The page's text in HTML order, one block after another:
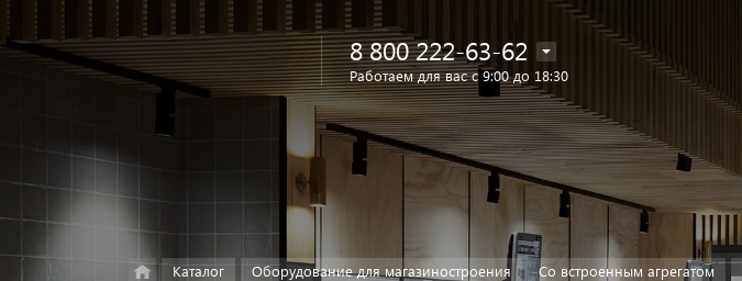
8 800 222-63-62
Работаем для вас с 9:00 до 18:30
Каталог Оборудование для магазиностроения Со встроенным агрегатом